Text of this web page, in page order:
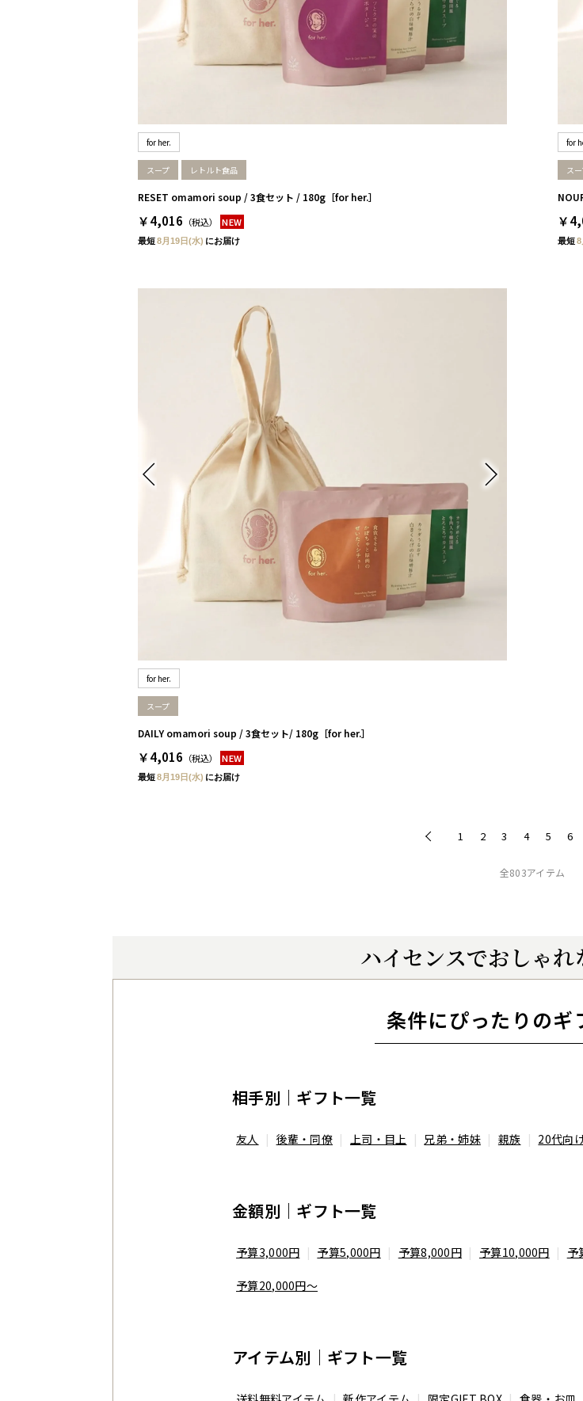
for her.
スープ レトルト食品
RESET omamori soup / 3食セット / 180g［for her.］
￥4,016 （税込） NEW
最短8月19日(水) にお届け
for
ス
￥
最短8
for her.
スープ
DAILY omamori soup / 3食セット/ 180g［for her.］
￥4,016 （税込） NEW
最短8月19日(水) にお届け
1 2 3 4 5 6
全803アイテム
ハイセンスでおしゃ
条件にぴったりのギ
相手別｜ギフト一覧
友人 後輩・同僚 上司・目上 兄弟・姉妹 親族 20代向
金額別｜ギフト一覧
予算3,000円 予算5,000円 予算8,000円 予算10,000円 予
予算20,000円〜
アイテム別｜ギフト一覧